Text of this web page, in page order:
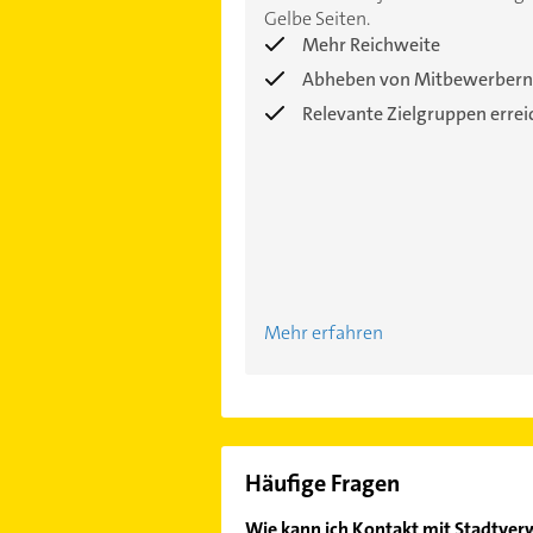
Gelbe Seiten.
Mehr Reichweite
Abheben von Mitbewerbern
Relevante Zielgruppen
Mehr erfahren
Häufige Fragen